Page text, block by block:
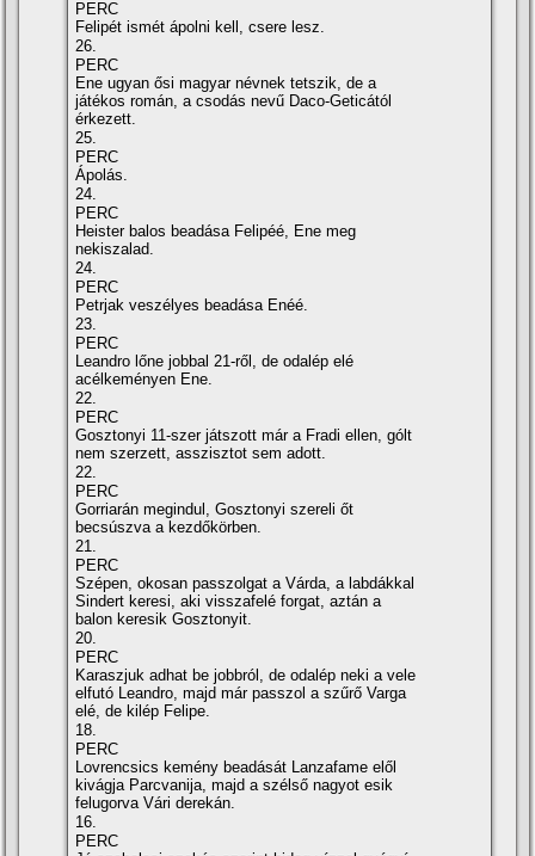
PERC
Felipét ismét ápolni kell, csere lesz.
26.
PERC
Ene ugyan ősi magyar névnek tetszik, de a
játékos román, a csodás nevű Daco-Geticától
érkezett.
25.
PERC
Ápolás.
24.
PERC
Heister balos beadása Felipéé, Ene meg
nekiszalad.
24.
PERC
Petrjak veszélyes beadása Enéé.
23.
PERC
Leandro lőne jobbal 21-ről, de odalép elé
acélkeményen Ene.
22.
PERC
Gosztonyi 11-szer játszott már a Fradi ellen, gólt
nem szerzett, asszisztot sem adott.
22.
PERC
Gorriarán megindul, Gosztonyi szereli őt
becsúszva a kezdőkörben.
21.
PERC
Szépen, okosan passzolgat a Várda, a labdákkal
Sindert keresi, aki visszafelé forgat, aztán a
balon keresik Gosztonyit.
20.
PERC
Karaszjuk adhat be jobbról, de odalép neki a vele
elfutó Leandro, majd már passzol a szűrő Varga
elé, de kilép Felipe.
18.
PERC
Lovrencsics kemény beadását Lanzafame elől
kivágja Parcvanija, majd a szélső nagyot esik
felugorva Vári derekán.
16.
PERC